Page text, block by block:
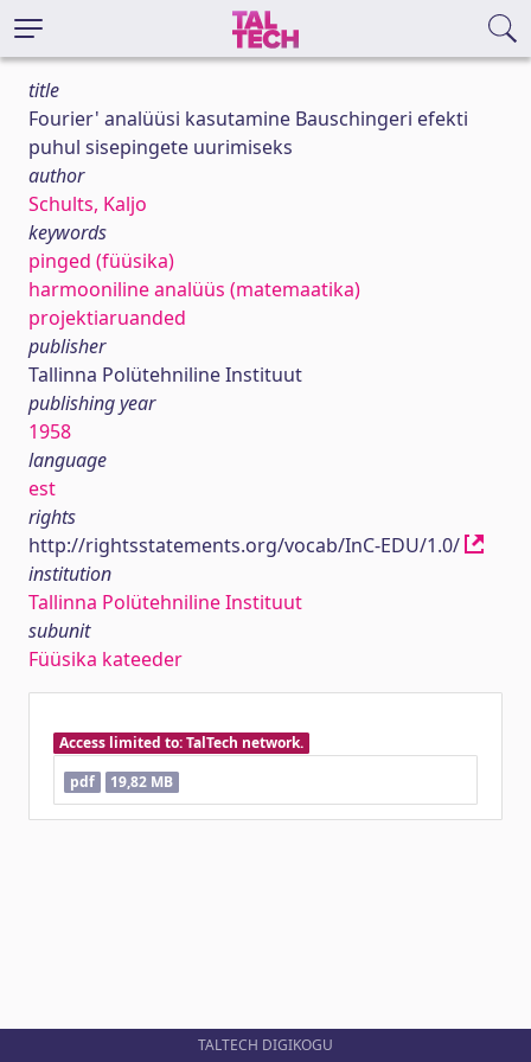
title
Fourier' analüüsi kasutamine Bauschingeri efekti
puhul sisepingete uurimiseks
author
Schults, Kaljo
keywords
pinged (füüsika)
harmooniline analüüs (matemaatika)
projektiaruanded
publisher
Tallinna Polütehniline Instituut
publishing year
1958
language
est
rights
http://rightsstatements.org/vocab/InC-EDU/1.0/
institution
Tallinna Polütehniline Instituut
subunit
Füüsika kateeder
Access limited to: TalTech network.
pdf
19,82 MB
TALTECH DIGIKOGU